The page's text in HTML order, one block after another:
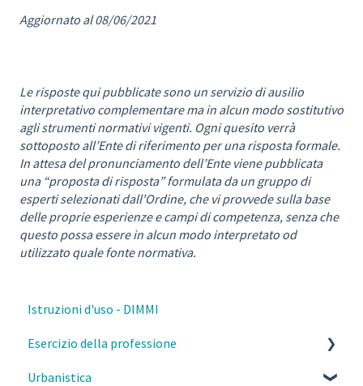
Aggiornato al 08/06/2021
Le risposte qui pubblicate sono un servizio di ausilio
interpretativo complementare ma in alcun modo sostitutivo
agli strumenti normativi vigenti. Ogni quesito verrà
sottoposto all’Ente di riferimento per una risposta formale.
In attesa del pronunciamento dell’Ente viene pubblicata
una “proposta di risposta” formulata da un gruppo di
esperti selezionati dall'Ordine, che vi provvede sulla base
delle proprie esperienze e campi di competenza, senza che
questo possa essere in alcun modo interpretato od
utilizzato quale fonte normativa.
Istruzioni d'uso - DIMMI
Esercizio della professione
Parcelle, contratti e diritto civile
Urbanistica